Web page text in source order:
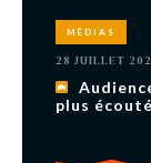
MÉDIAS
28 JUILLET
plus